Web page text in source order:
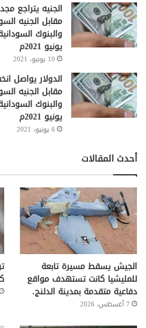
الجنيه يتراجع
مقابل الجنيه
يونيو 2021م
10 يونيو، 2021
الدولار يواصل
مقابل الجنيه
يونيو 2021م
6 يونيو، 2021
أحدث المقالات
الجيش يسقط مسيرة تابعة
للمليشيا كانت تستهدف مواقع
دفاعية متقدمة بمدينة الدلنج.
7 أغسطس، 2026